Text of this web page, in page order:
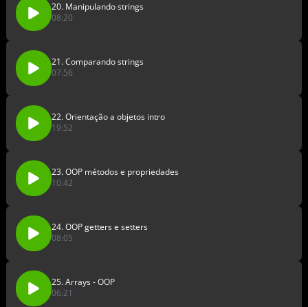
20. Manipulando strings
08:20
21. Comparando strings
07:56
22. Orientação a objetos intro
19:52
23. OOP métodos e propriedades
10:42
24. OOP getters e setters
08:05
25. Arrays - OOP
06:21